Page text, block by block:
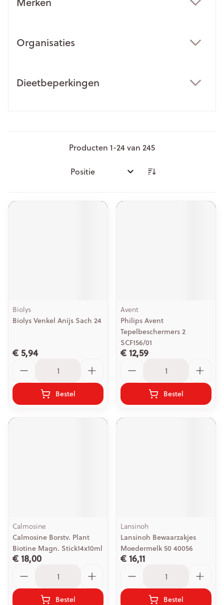
Organisaties
Dieetbeperkingen
Producten 1-24van 245
Sorteer op:
Biolys
Biolys Venkel Anijs Sach 24
€ 5,94
Bestel
Avent
Philips Avent
Tepelbeschermers 2
SCF156/01
€ 12,59
Bestel
Calmosine
Calmosine Borstv. Plant
Biotine Magn. Stick14x10ml
€ 18,00
Bestel
Lansinoh
Lansinoh Bewaarzakjes
Moedermelk 50 40056
€ 16,11
Bestel